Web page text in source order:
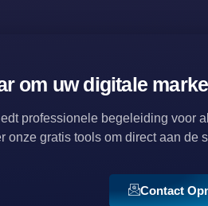
om uw digitale
professionele begeleiding voor
onze gratis tools om direct aan de
Contact